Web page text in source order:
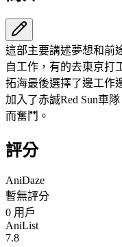
這部主要講述夢想和前
自工作，有的去東京打
拓海最後選擇了邊工作
加入了赤誠Red Sun車
而奮鬥。
評分
AniDaze
暫無評分
0 用戶
AniList
7.8